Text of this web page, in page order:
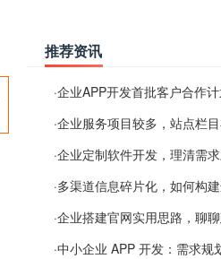
推荐资讯
·企业APP开发首批客户合作
·企业服务项目较多，站点栏目布局规划参
·企业定制软件开发，理清需求才能提升数字化
·多渠道信息碎片化，如何构建适配 AI 检索的品
·企业搭建官网实用思路，聊聊建站容易忽
·中小企业 APP 开发：需求规划与项目落地避坑经